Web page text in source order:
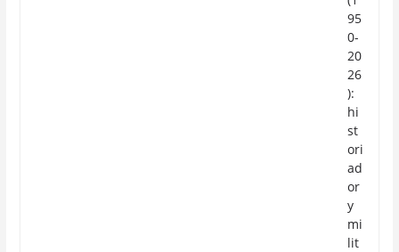
95
0-
20
26
):
hi
st
ori
ad
or
y
mi
lit